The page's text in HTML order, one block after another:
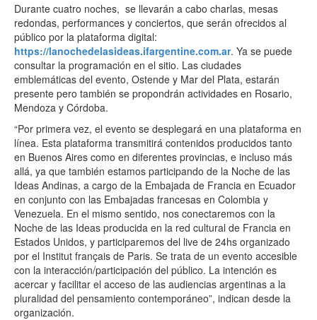
Durante cuatro noches, se llevarán a cabo charlas, mesas
redondas, performances y conciertos, que serán ofrecidos al
público por la plataforma digital:
https://lanochedelasideas.ifargentine.com.ar. Ya se puede
consultar la programación en el sitio. Las ciudades
emblemáticas del evento, Ostende y Mar del Plata, estarán
presente pero también se propondrán actividades en Rosario,
Mendoza y Córdoba.
“Por primera vez, el evento se desplegará en una plataforma en
línea. Esta plataforma transmitirá contenidos producidos tanto
en Buenos Aires como en diferentes provincias, e incluso más
allá, ya que también estamos participando de la Noche de las
Ideas Andinas, a cargo de la Embajada de Francia en Ecuador
en conjunto con las Embajadas francesas en Colombia y
Venezuela. En el mismo sentido, nos conectaremos con la
Noche de las Ideas producida en la red cultural de Francia en
Estados Unidos, y participaremos del live de 24hs organizado
por el Institut français de Paris. Se trata de un evento accesible
con la interacción/participación del público. La intención es
acercar y facilitar el acceso de las audiencias argentinas a la
pluralidad del pensamiento contemporáneo”, indican desde la
organización.